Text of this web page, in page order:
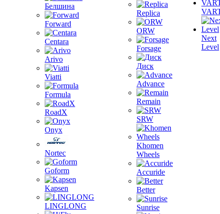
Белшина
Forward
Centara
Arivo
Viatti
Formula
RoadX
Onyx
Nortec
Goform
Kapsen
LINGLONG
Replica
ORW
Forsage
Диск
Advance
Remain
SRW
Khomen
Wheels
Accuride
Better
Sunrise
Next
Level